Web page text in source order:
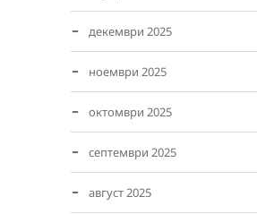
декември 2025
ноември 2025
октомври 2025
септември 2025
август 2025